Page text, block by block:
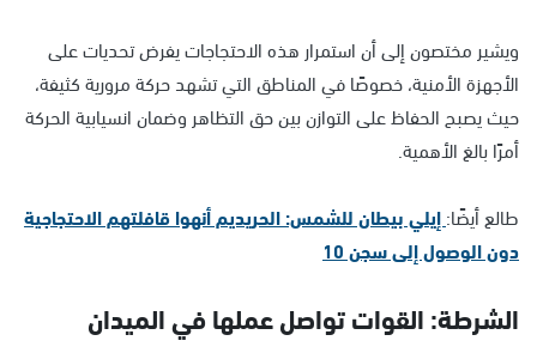
ويشير مختصون إلى أن استمرار هذه الاحتجاجات يفرض تحديات على
الأجهزة الأمنية، خصوصًا في المناطق التي تشهد حركة مرورية كثيفة،
حيث يصبح الحفاظ على التوازن بين حق التظاهر وضمان انسيابية الحركة
أمرًا بالغ الأهمية.
طالع أيضًا:إيلي بيطان للشمس: الحريديم أنهوا قافلتهم الاحتجاجية
دون الوصول إلى سجن 10
الشرطة: القوات تواصل عملها في الميدان